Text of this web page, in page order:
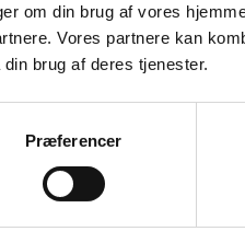
om din brug af vores
Vores partnere kan
brug af deres tjenester.
Præferencer